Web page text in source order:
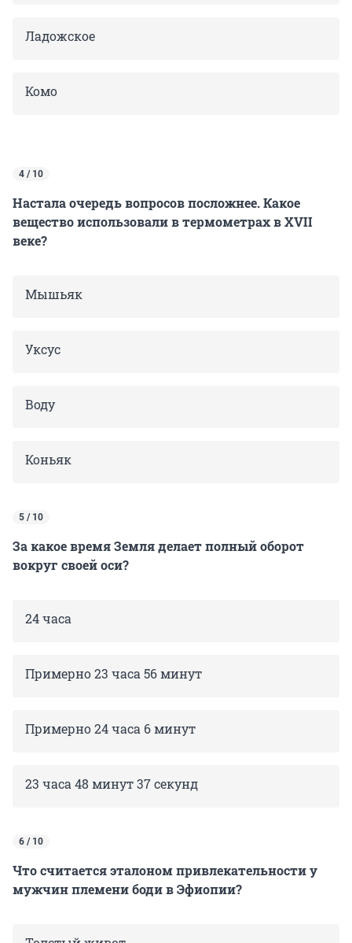
Ладожское
Комо
4 / 10
Настала очередь вопросов посложнее. Какое
вещество использовали в термометрах в XVII
веке?
Мышьяк
Уксус
Воду
Коньяк
5 / 10
За какое время Земля делает полный оборот
вокруг своей оси?
24 часа
Примерно 23 часа 56 минут
Примерно 24 часа 6 минут
23 часа 48 минут 37 секунд
6 / 10
Что считается эталоном привлекательности у
мужчин племени боди в Эфиопии?